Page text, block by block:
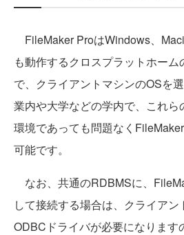
FileMaker ProはWindows、
も動作するクロスプラットホー
で、クライアントマシンのOSを
業内や大学などの学内で、これ
環境であっても問題なく
可能です。
なお、共通のRDBMSに、
して接続する場合は、クライア
ODBCドライバが必要になります